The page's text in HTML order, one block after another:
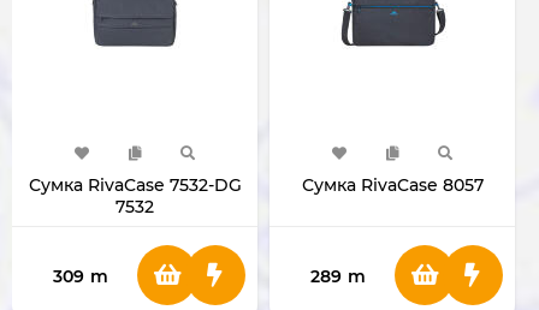
Сумка RivaCase 7532-DG
7532
309 m
Сумка RivaCase 8057
289 m